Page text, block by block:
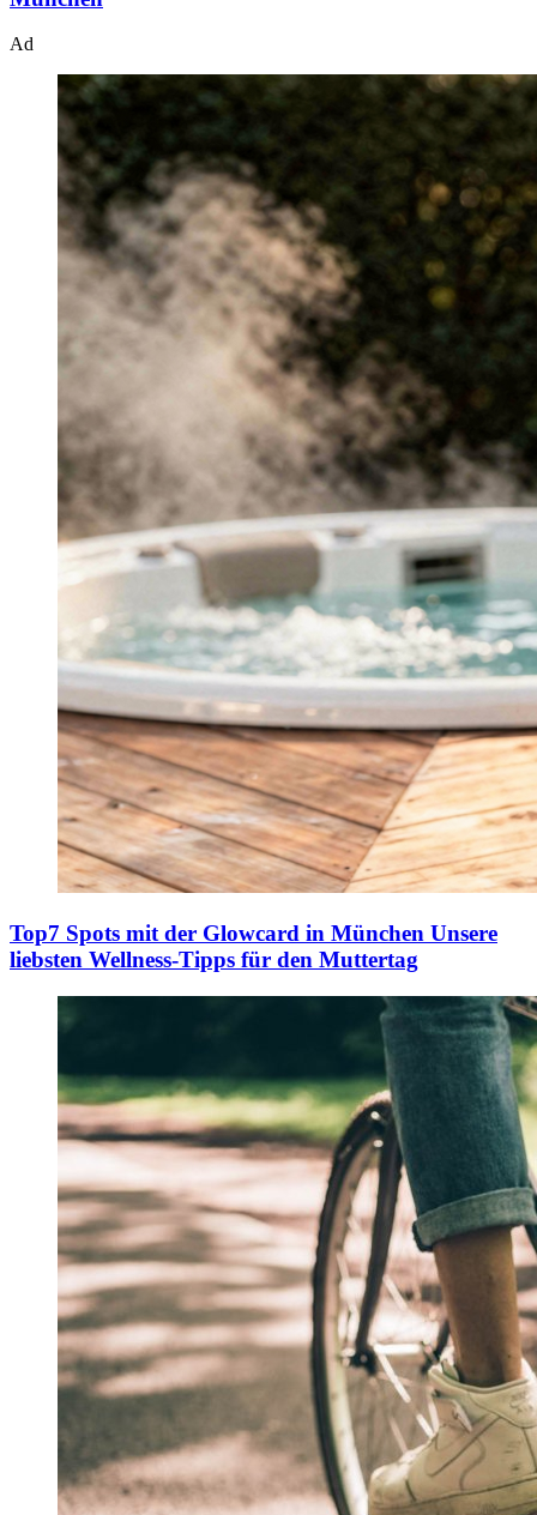
Ad
Top7 Spots mit der Glowcard in München Unsere
liebsten Wellness-Tipps für den Muttertag